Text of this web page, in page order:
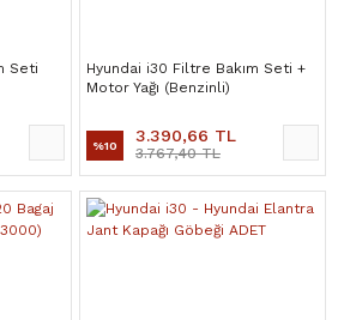
Seti
Hyundai i30 Filtre Bakım Seti +
Motor Yağı (Benzinli)
%10 3.390,66 TL
3.767,40 TL